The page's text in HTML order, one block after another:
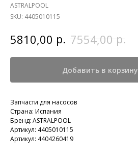
ASTRALPOOL
SKU: 4405010115
5810,00 р. 7554,00 р.
Добавить в корзину
Запчасти для насосов
Страна: Испания
Бренд: ASTRALPOOL
Артикул: 4405010115
Артикул: 4404260419